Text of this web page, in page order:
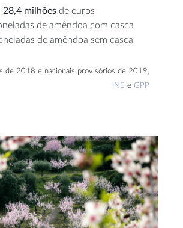
28,4 milhõesde euros
de amêndoa com casca
de amêndoa sem casca
de 2018 e nacionais provisórios de 2019,
INE e GPP